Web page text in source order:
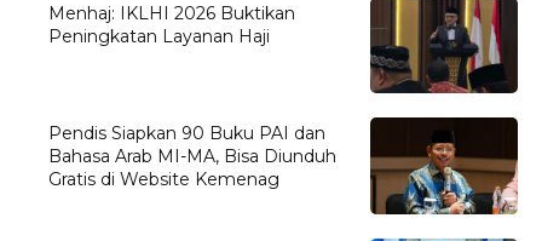
Menhaj: IKLHI 2026 Buktikan
Peningkatan Layanan Haji
Pendis Siapkan 90 Buku PAI dan
Bahasa Arab MI-MA, Bisa Diunduh
Gratis di Website Kemenag